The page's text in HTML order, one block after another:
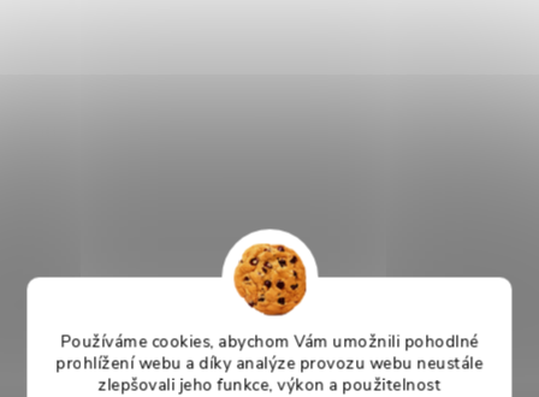
Používáme cookies, abychom Vám umožnili pohodlné
prohlížení webu a díky analýze provozu webu neustále
zlepšovali jeho funkce, výkon a použitelnost